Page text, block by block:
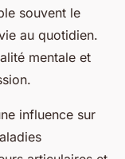
souvent le
au quotidien.
mentale et
influence sur